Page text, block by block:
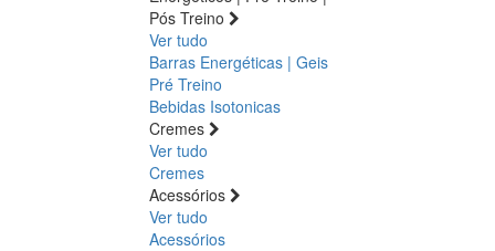
Pós Treino
Ver tudo
Barras Energéticas | Geis
Pré Treino
Bebidas Isotonicas
Cremes
Ver tudo
Cremes
Acessórios
Ver tudo
Acessórios